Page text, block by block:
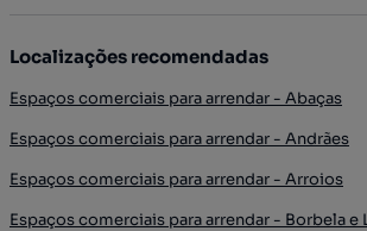
Localizações recomendadas
Espaços comerciais para arrendar - Abaças
Espaços comerciais para arrendar - Andrães
Espaços comerciais para arrendar - Arroios
Espaços comerciais para arrendar - Borbela e